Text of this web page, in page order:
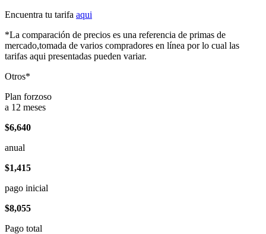
Encuentra tu tarifa aqui
*La comparación de precios es una referencia de primas de
mercado,tomada de varios compradores en línea por lo cual las
tarifas aqui presentadas pueden variar.
Otros*
Plan forzoso
a 12 meses
$6,640
anual
$1,415
pago inicial
$8,055
Pago total